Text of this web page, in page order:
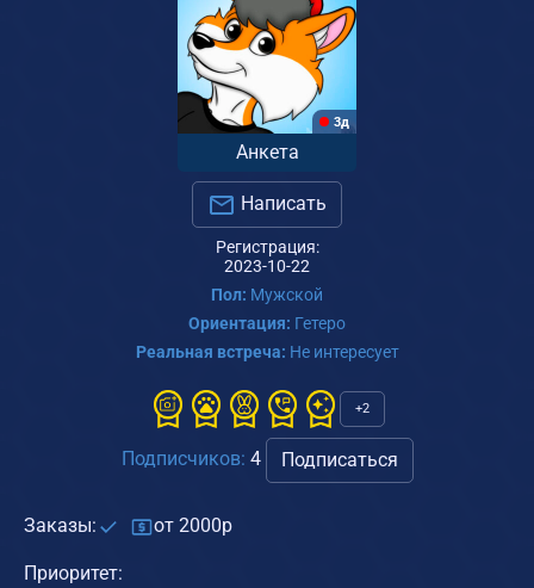
3д
Анкета
Написать
Регистрация:
2023-10-22
Пол: Мужской
Ориентация: Гетеро
Реальная встреча: Не интересует
+2
Подписчиков: 4 Подписаться
Заказы: от 2000р
Приоритет: